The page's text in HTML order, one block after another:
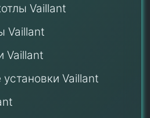
Vaillant
Vaillant
Vaillant
Vaillant